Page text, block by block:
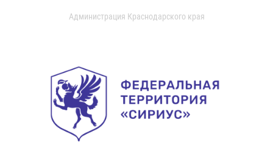
Администрация Краснодарского края